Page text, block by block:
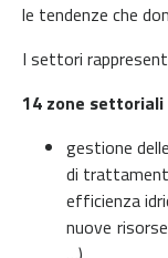
le tendenze che
I settori
14 zone settoriali
gestione
di
efficienza
nuove